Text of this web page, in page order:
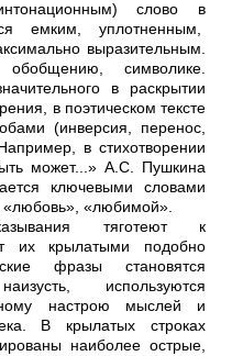
слово в
емким, уплотненным,
выразительным.
символике.
в раскрытии
в поэтическом тексте
(инверсия, перенос,
в стихотворении
может...» А.С. Пушкина
ключевыми словами
«любовь», «любимой».
тяготеют к
их крылатыми подобно
фразы становятся
используются
настрою мыслей и
В крылатых строках
наиболее острые,